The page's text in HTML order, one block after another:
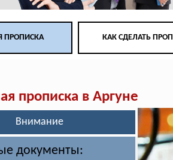
ПРОПИСКА КАК СДЕЛАТЬ
прописка в Аргуне
Внимание
документы: